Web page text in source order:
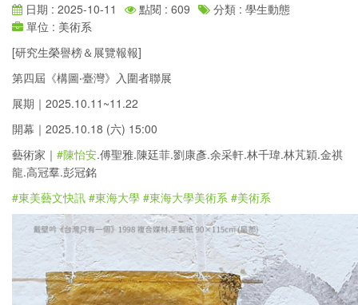
日期 : 2025-10-11 點閱 : 609
分類 : 學生動態
單位 : 美術系
[研究生榮譽榜＆展覽報報]
第四屆《構圖‧臺灣》入圍者聯展
展期｜2025.10.11~11.22
開幕｜2025.10.18 (六) 15:00
藝術家｜ #陳怡安.傅聖雅.陳廷菲.劉康彥.余采軒.林千瑋.林芃穎.金祺
龍.高冠羣.彭冠銘
#東美藝文快訊 #東海大學 #東海大學美術系 #美術系